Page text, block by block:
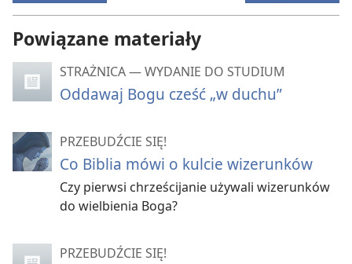
Powiązane materiały
STRAŻNICA — WYDANIE DO STUDIUM
Oddawaj Bogu cześć „w duchu”
PRZEBUDŹCIE SIĘ!
Co Biblia mówi o kulcie wizerunków
Czy pierwsi chrześcijanie używali wizerunków
do wielbienia Boga?
PRZEBUDŹCIE SIĘ!